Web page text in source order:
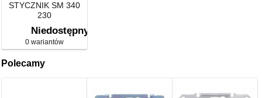
STYCZNIK SM 340
230
Niedostępny
0 wariantów
Polecamy